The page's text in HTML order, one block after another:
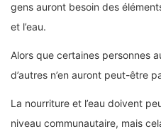
gens auront besoin des
et l’eau.
Alors que certaines personnes
d’autres n’en auront peut-être
La nourriture et l’eau doivent
niveau communautaire, mais